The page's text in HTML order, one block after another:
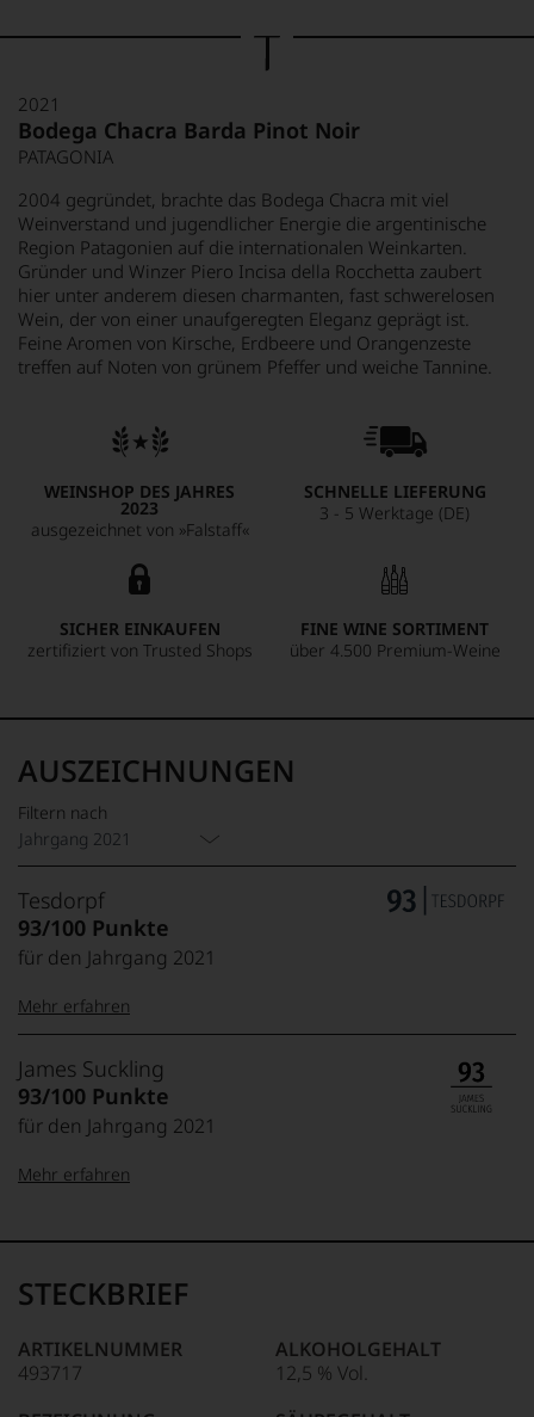
2021
Bodega Chacra Barda Pinot Noir
PATAGONIA
2004 gegründet, brachte das Bodega Chacra mit viel
Weinverstand und jugendlicher Energie die argentinische
Region Patagonien auf die internationalen Weinkarten.
Gründer und Winzer Piero Incisa della Rocchetta zaubert
hier unter anderem diesen charmanten, fast schwerelosen
Wein, der von einer unaufgeregten Eleganz geprägt ist.
Feine Aromen von Kirsche, Erdbeere und Orangenzeste
treffen auf Noten von grünem Pfeffer und weiche Tannine.
WEINSHOP DES JAHRES
2023
ausgezeichnet von »Falstaff«
SCHNELLE LIEFERUNG
3 - 5 Werktage (DE)
SICHER EINKAUFEN
zertifiziert von Trusted Shops
FINE WINE SORTIMENT
über 4.500 Premium-Weine
AUSZEICHNUNGEN
Filtern nach
Jahrgang 2021
Tesdorpf
93/100 Punkte
für den Jahrgang 2021
99–100 Punkte:
95–98 Punkte:
85–89 Punkte:
Tesdorpf
Der
Name
Tesdorpf
für
für
edlen
der
Welt,
wie
Mehr erfahren
James Suckling
93/100 Punkte
für den Jahrgang 2021
90 Punkte und
Unter 88
Punkte:
Suckling
Der
Amerikaner
Suckling,
Jahrgang
Mehr erfahren
STECKBRIEF
ARTIKELNUMMER
493717
ALKOHOLGEHALT
12,5 % Vol.